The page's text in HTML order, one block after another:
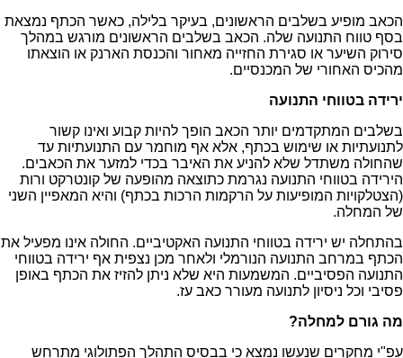
הכאב מופיע בשלבים הראשונים, בעיקר בלילה, כאשר הכתף נמצאת
בסף טווח התנועה שלה. הכאב בשלבים הראשונים מורגש במהלך
סירוק השיער או סגירת החזייה מאחור והכנסת הארנק או הוצאתו
מהכיס האחורי של המכנסיים.
ירידה בטווחי התנועה
בשלבים המתקדמים יותר הכאב הופך להיות קבוע ואינו קשור
לתנועתיות או שימוש בכתף, אלא אף מוחמר עם התנועתיות עד
שהחולה משתדל שלא להניע את האיבר בכדי למזער את הכאבים.
הירידה בטווחי התנועה נגרמת כתוצאה מהופעה של קונטרקט ורות
(הצטלקויות המופיעות על הרקמות הרכות בכתף) והיא המאפיין השני
של המחלה.
בהתחלה יש ירידה בטווחי התנועה האקטיביים. החולה אינו מפעיל את
הכתף במרחב התנועה הנורמלי ולאחר מכן נצפית אף ירידה בטווחי
התנועה הפסיביים. המשמעות היא שלא ניתן להזיז את הכתף באופן
פסיבי וכל ניסיון לתנועה מעורר כאב עז.
מה גורם למחלה?
עפ"י מחקרים שנעשו נמצא כי בבסיס התהלך הפתולוגי מתרחש